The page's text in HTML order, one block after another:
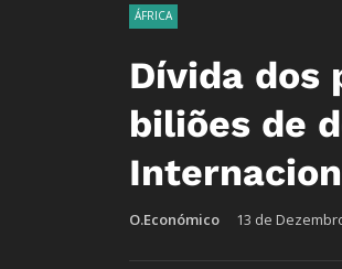
ÁFRICA
Dívida dos
biliões de
O.Económico 13 de